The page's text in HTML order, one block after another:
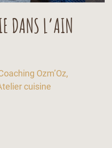
DANS L’AIN
Ozm’Oz,
cuisine